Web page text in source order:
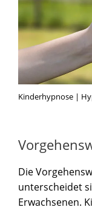
Kinderhypnose |
Die
unterscheidet
Erwachsenen.